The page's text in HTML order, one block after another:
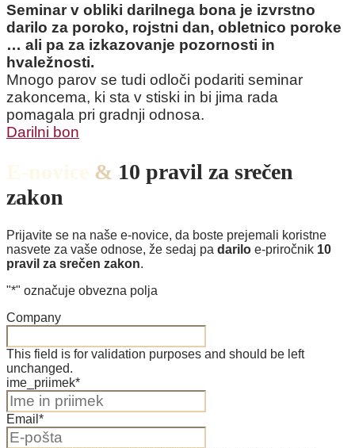
Seminar v obliki darilnega bona je izvrstno
darilo za poroko, rojstni dan, obletnico poroke
… ali pa za izkazovanje pozornosti in
hvaležnosti.
Mnogo parov se tudi odloči podariti seminar
zakoncema, ki sta v stiski in bi jima rada
pomagala pri gradnji odnosa.
Darilni bon
& 10 pravil za srečen
zakon
Prijavite se na naše e-novice, da boste prejemali koristne
nasvete za vaše odnose, že sedaj pa darilo e-priročnik 10
pravil za srečen zakon.
"*" označuje obvezna polja
Company
This field is for validation purposes and should be left
unchanged.
ime_priimek*
Email *